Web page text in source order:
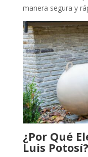
manera segura y
¿Por Qué
Luis Potosí?